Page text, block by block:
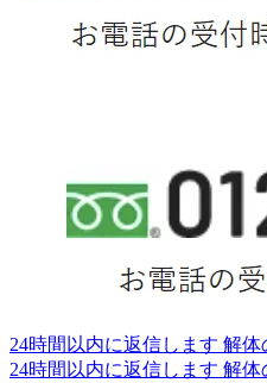
24時間以内に返信します 解体
24時間以内に返信します 解体